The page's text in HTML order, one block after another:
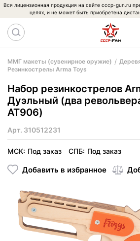
Вся лицензионная продукция на сайте cccp-gun.ru
целях, и не может быть приобретена
ММГ макеты (сувенирное оружие)
Резинкострелы Arma Toys
Набор резинкострелов
Дуэльный (два
AT906)
Арт. 310512231
МСК: Под заказ СПБ: Под заказ
Добавить в избранное